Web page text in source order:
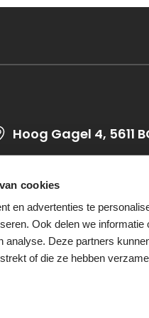
cookies
en advertenties te
Ook delen we
analyse. Deze partners
of die ze hebben
Hoog Gagel 4, 5611